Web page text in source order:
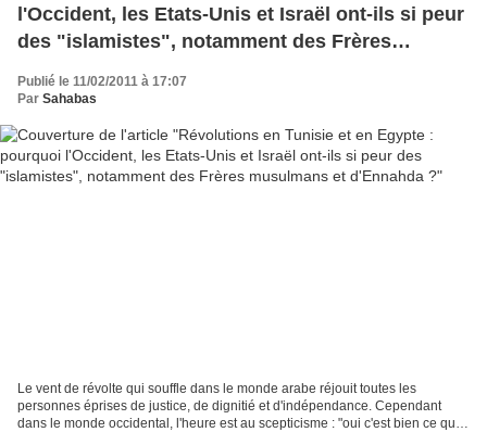
l'Occident, les Etats-Unis et Israël ont-ils si peur
des "islamistes", notamment des Frères
Publié le 11/02/2011 à 17:07
Par Sahabas
Le vent de révolte qui souffle dans le monde arabe réjouit toutes les
personnes éprises de justice, de dignitié et d'indépendance. Cependant
dans le monde occidental, l'heure est au scepticisme : "oui c'est bien ce qui